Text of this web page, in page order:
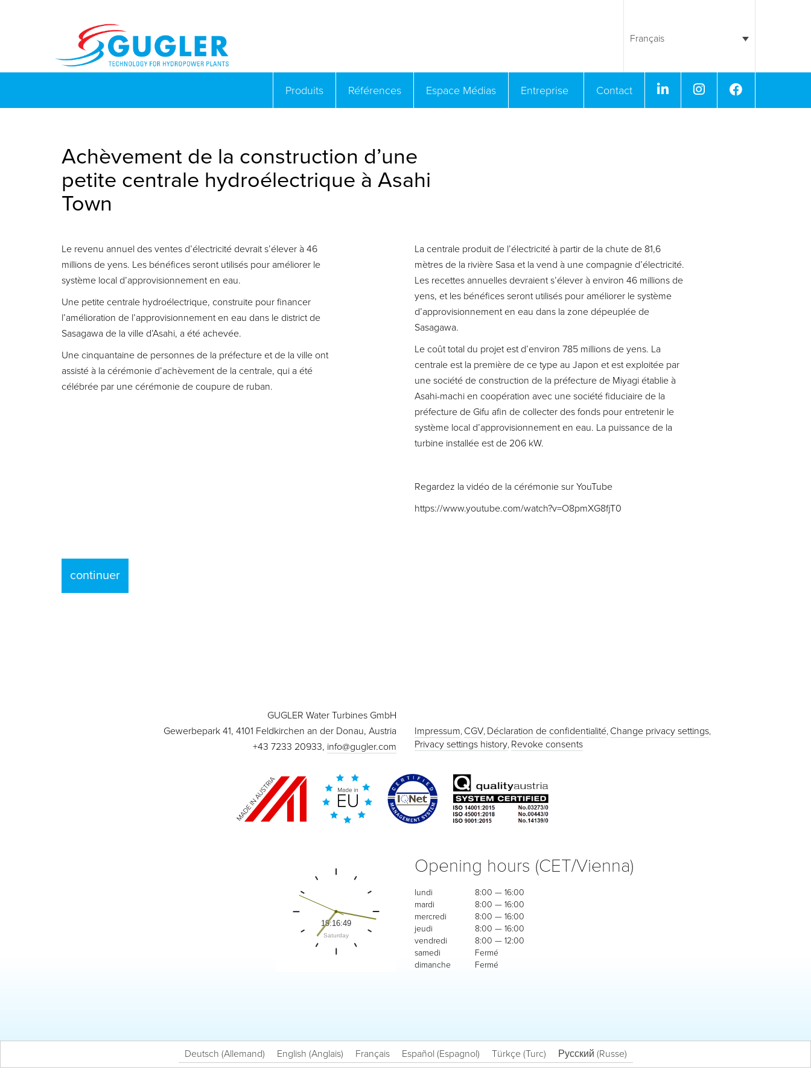
Français
Produits Références Espace Médias Entreprise Contact LinkedinInstagram
Achèvement de la construction d’une
petite centrale hydroélectrique à Asahi
Town
Le revenu annuel des ventes d’électricité devrait s’élever à 46
millions de yens. Les bénéfices seront utilisés pour améliorer le
système local d’approvisionnement en eau.
Une petite centrale hydroélectrique, construite pour financer
l’amélioration de l’approvisionnement en eau dans le district de
Sasagawa de la ville d’Asahi, a été achevée.
Une cinquantaine de personnes de la préfecture et de la ville ont
assisté à la cérémonie d’achèvement de la centrale, qui a été
célébrée par une cérémonie de coupure de ruban.
La centrale produit de l’électricité à partir de la chute de 81,6
mètres de la rivière Sasa et la vend à une compagnie d’électricité.
Les recettes annuelles devraient s’élever à environ 46 millions de
yens, et les bénéfices seront utilisés pour améliorer le système
d’approvisionnement en eau dans la zone dépeuplée de
Sasagawa.
Le coût total du projet est d’environ 785 millions de yens. La
centrale est la première de ce type au Japon et est exploitée par
une société de construction de la préfecture de Miyagi établie à
Asahi-machi en coopération avec une société fiduciaire de la
préfecture de Gifu afin de collecter des fonds pour entretenir le
système local d’approvisionnement en eau. La puissance de la
turbine installée est de 206 kW.
Regardez la vidéo de la cérémonie sur YouTube
https://www.youtube.com/watch?v=O8pmXG8fjT0
continuer
GUGLER Water Turbines GmbH
Gewerbepark 41, 4101 Feldkirchen an der Donau, Austria
+43 7233 20933, info@gugler.com
Impressum CGV Déclaration de confidentialité Change privacy settings
Privacy settings history Revoke consents
Opening hours (CET/Vienna)
lundi
8:00 — 16:00
mardi
8:00 — 16:00
mercredi
8:00 — 16:00
jeudi
8:00 — 16:00
vendredi
8:00 — 12:00
samedi
Fermé
dimanche
Fermé
Deutsch (Allemand) English (Anglais) Français Español (Espagnol) Türkçe(Turc) Русский (Russe)